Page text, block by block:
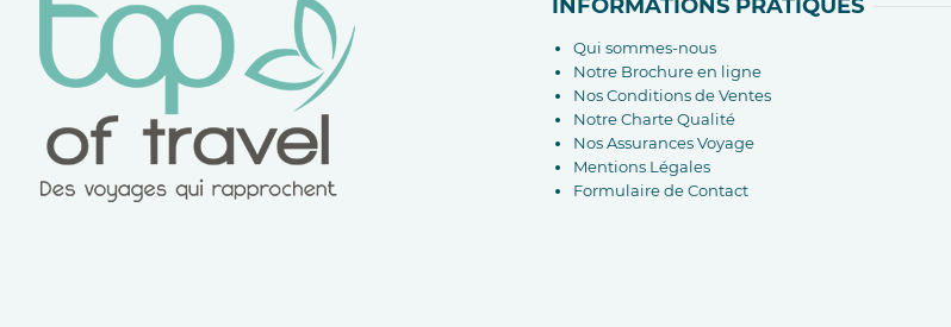
INFORMATIONS PRATIQUES
Qui sommes-nous
Notre Brochure en ligne
Nos Conditions de Ventes
Notre Charte Qualité
Nos Assurances Voyage
Mentions Légales
Formulaire de Contact